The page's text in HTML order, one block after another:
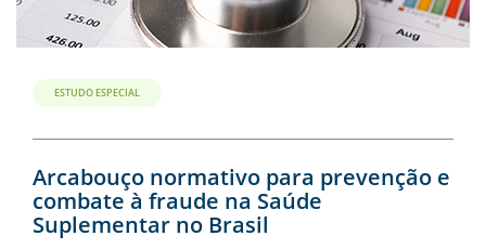
IESS
ESTUDO ESPECIAL
Arcabouço normativo para prevenção e
combate à fraude na Saúde
Suplementar no Brasil